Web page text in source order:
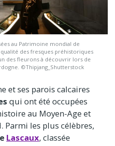
au Patrimoine mondial de
des fresques préhistoriques
des fleurons à découvrir lors de
©Thipjang_Shutterstock
et ses parois calcaires
qui ont été occupées
au Moyen-Age et
les plus célèbres,
Lascaux, classée